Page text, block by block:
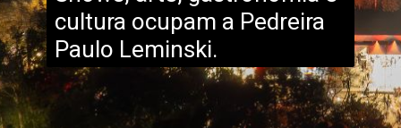
cultura ocupam a Pedreira
Paulo Leminski.